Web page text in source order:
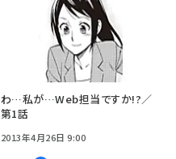
わ…私が…Web担当ですか!?／
第1話
2013年4月26日 9:00